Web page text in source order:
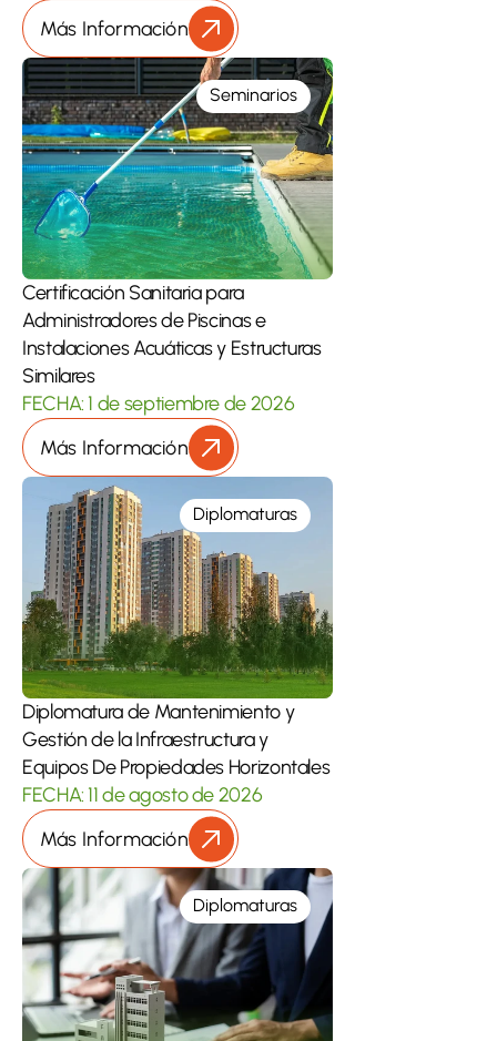
Más Información
Seminarios
Certificación Sanitaria para
Administradores de Piscinas e
Instalaciones Acuáticas y Estructuras
Similares
FECHA: 1 de septiembre de 2026
Más Información
Diplomaturas
Diplomatura de Mantenimiento y
Gestión de la Infraestructura y
Equipos De Propiedades Horizontales
FECHA: 11 de agosto de 2026
Más Información
Diplomaturas